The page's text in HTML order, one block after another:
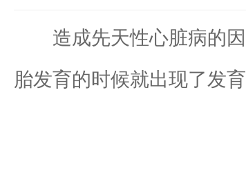
造成先天性心脏病的因
胎发育的时候就出现了发